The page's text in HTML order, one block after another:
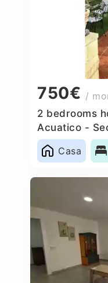
750€ /
2 bedrooms
Acuatico -
Casa